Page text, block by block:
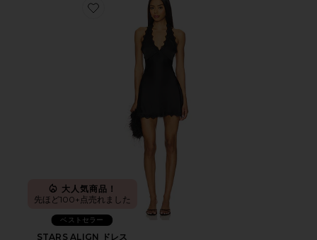
Favorite STARS ALIGN ドレス
大人気商品！
先ほど100+点売れました
ベストセラー
STARS ALIGN ドレス